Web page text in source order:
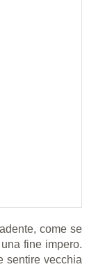
come se
fine impero.
sentire vecchia